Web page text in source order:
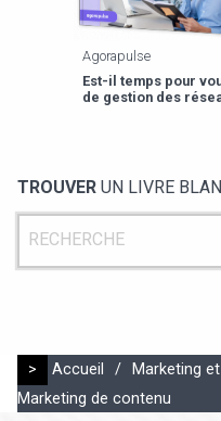
Agorapulse
Est-il temps pour
de gestion des
TROUVER UN LIVRE
> Accueil / Marketing
Marketing de contenu